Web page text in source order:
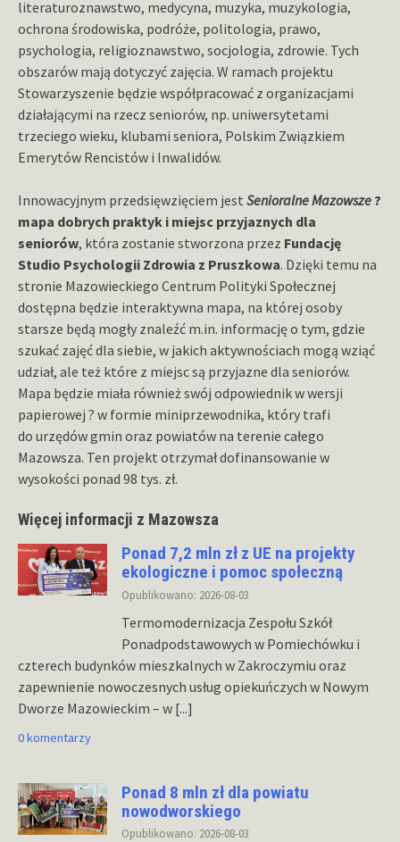
literaturoznawstwo, medycyna, muzyka, muzykologia,
ochrona środowiska, podróże, politologia, prawo,
psychologia, religioznawstwo, socjologia, zdrowie. Tych
obszarów mają dotyczyć zajęcia. W ramach projektu
Stowarzyszenie będzie współpracować z organizacjami
działającymi na rzecz seniorów, np. uniwersytetami
trzeciego wieku, klubami seniora, Polskim Związkiem
Emerytów Rencistów i Inwalidów.
Innowacyjnym przedsięwzięciem jest Senioralne Mazowsze ?
mapa dobrych praktyk i miejsc przyjaznych dla
seniorów, która zostanie stworzona przez Fundację
Studio Psychologii Zdrowia z Pruszkowa. Dzięki temu na
stronie Mazowieckiego Centrum Polityki Społecznej
dostępna będzie interaktywna mapa, na której osoby
starsze będą mogły znaleźć m.in. informację o tym, gdzie
szukać zajęć dla siebie, w jakich aktywnościach mogą wziąć
udział, ale też które z miejsc są przyjazne dla seniorów.
Mapa będzie miała również swój odpowiednik w wersji
papierowej ? w formie miniprzewodnika, który trafi
do urzędów gmin oraz powiatów na terenie całego
Mazowsza. Ten projekt otrzymał dofinansowanie w
wysokości ponad 98 tys. zł.
Więcej informacji z Mazowsza
Ponad 7,2 mln zł z UE na projekty
ekologiczne i pomoc społeczną
Opublikowano: 2026-08-03
Termomodernizacja Zespołu Szkół
Ponadpodstawowych w Pomiechówku i
czterech budynków mieszkalnych w Zakroczymiu oraz
zapewnienie nowoczesnych usług opiekuńczych w Nowym
Dworze Mazowieckim – w [...]
0 komentarzy
Ponad 8 mln zł dla powiatu
nowodworskiego
Opublikowano: 2026-08-03